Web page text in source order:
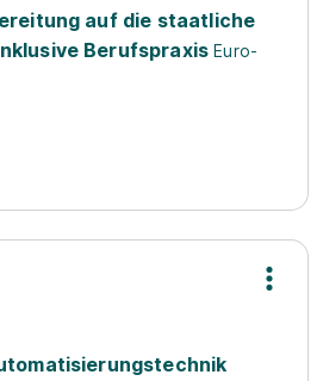
auf die staatliche
Berufspraxis Euro-